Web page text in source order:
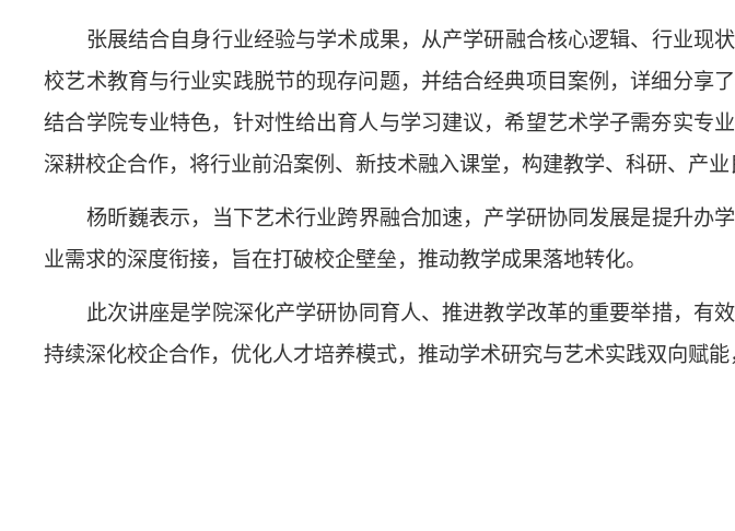
张展结合自身行业经验与学术成果，从产学研融合核心逻辑、行业现
校艺术教育与行业实践脱节的现存问题，并结合经典项目案例，详细分享
结合学院专业特色，针对性给出育人与学习建议，希望艺术学子需夯实专
深耕校企合作，将行业前沿案例、新技术融入课堂，构建教学、科研、产业
杨昕巍表示，当下艺术行业跨界融合加速，产学研协同发展是提升办
业需求的深度衔接，旨在打破校企壁垒，推动教学成果落地转化。
此次讲座是学院深化产学研协同育人、推进教学改革的重要举措，有
持续深化校企合作，优化人才培养模式，推动学术研究与艺术实践双向赋